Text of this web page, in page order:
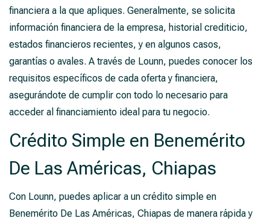
financiera a la que apliques. Generalmente, se solicita
información financiera de la empresa, historial crediticio,
estados financieros recientes, y en algunos casos,
garantías o avales. A través de Lounn, puedes conocer los
requisitos específicos de cada oferta y financiera,
asegurándote de cumplir con todo lo necesario para
acceder al financiamiento ideal para tu negocio.
Crédito Simple en Benemérito
De Las Américas, Chiapas
Con Lounn, puedes aplicar a un crédito simple en
Benemérito De Las Américas, Chiapas de manera rápida y